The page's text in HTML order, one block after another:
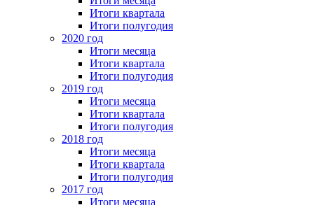
Итоги квартала
Итоги полугодия
2020 год
Итоги месяца
Итоги квартала
Итоги полугодия
2019 год
Итоги месяца
Итоги квартала
Итоги полугодия
2018 год
Итоги месяца
Итоги квартала
Итоги полугодия
2017 год
Итоги месяца